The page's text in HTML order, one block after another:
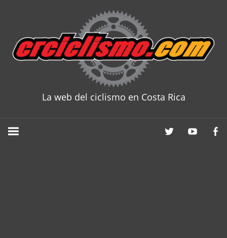
content
La web del ciclismo en Costa Rica